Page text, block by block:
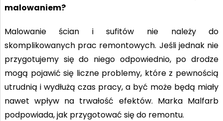
malowaniem?
Malowanie ścian i sufitów nie należy do
skomplikowanych prac remontowych. Jeśli jednak nie
przygotujemy się do niego odpowiednio, po drodze
mogą pojawić się liczne problemy, które z pewnością
utrudnią i wydłużą czas pracy, a być może będą miały
nawet wpływ na trwałość efektów. Marka Malfarb
podpowiada, jak przygotować się do remontu.